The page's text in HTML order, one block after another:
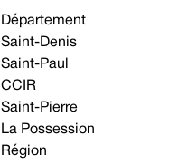
Département
Saint-Denis
Saint-Paul
CCIR
Saint-Pierre
La Possession
Région